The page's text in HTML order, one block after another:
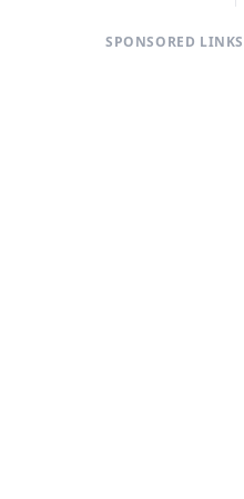
SPONSORED LINKS